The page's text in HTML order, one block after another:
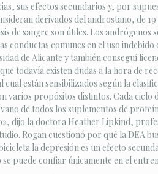
sus efectos secundarios y, por
derivados del androstano, de
de sangre son útiles. Los
conductas comunes en el uso
de Alicante y también conseguí
todavía existen dudas a la hora de
están sensibilizados según la
varios propósitos distintos. Cada ciclo
de todos los suplementos de
dijo la doctora Heather Lipkind,
Rogan cuestionó por qué la DEA
la depresión es un efecto
puede confiar únicamente en el